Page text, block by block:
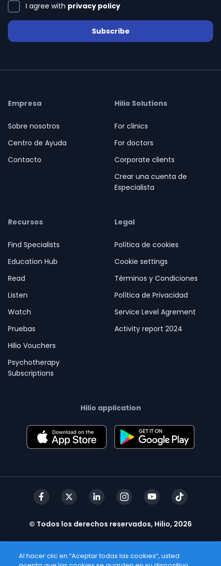
Ayuda
I agree with privacy policy
Subscribe
Empresa
Sobre nosotros
Centro de Ayuda
Contacto
Hilio Solutions
For clinics
For doctors
Corporate clients
Crear una cuenta de
Especialista
Recursos
Find Specialists
Education Hub
Read
Listen
Watch
Pruebas
Hilio Vouchers
Psychotherapy
Subscriptions
Legal
Política de cookies
Cookie settings
Términos y Condiciones
Política de Privacidad
Service Level Agrement
Activity report 2024
Hilio application
© Todos los derechos reservados, Hilio, 2026
Al hacer clic en “Aceptar todas las cookies”, usted